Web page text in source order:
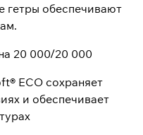
гетры обеспечивают
20 000/20 000
ECO сохраняет
и обеспечивает